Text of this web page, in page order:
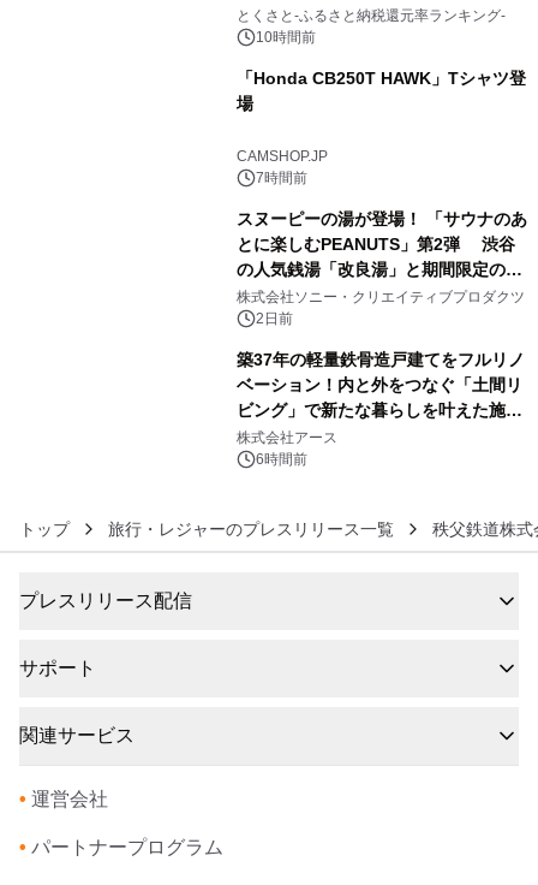
とくさと-ふるさと納税還元率ランキング-
10時間前
「Honda CB250T HAWK」Tシャツ登
場
CAMSHOP.JP
7時間前
スヌーピーの湯が登場！ 「サウナのあ
とに楽しむPEANUTS」第2弾 渋谷
の人気銭湯「改良湯」と期間限定のコ
ラボレーション サウナイキタイコラ
ボグッズも発売決定！
株式会社ソニー・クリエイティブプロダクツ
2日前
築37年の軽量鉄骨造戸建てをフルリノ
ベーション！内と外をつなぐ「土間リ
ビング」で新たな暮らしを叶えた施工
事例を株式会社アースが公開
株式会社アース
6時間前
トップ 旅行・レジャーのプレスリリース一覧 秩父鉄道株式
プレスリリース配信
サポート
関連サービス
• 運営会社
• パートナープログラム